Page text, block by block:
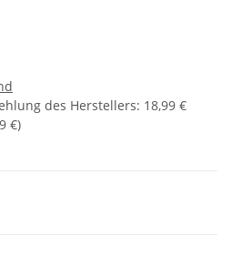
des Herstellers: 18,99 €
€)